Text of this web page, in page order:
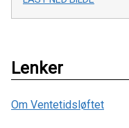
Lenker
Om Ventetidsløftet